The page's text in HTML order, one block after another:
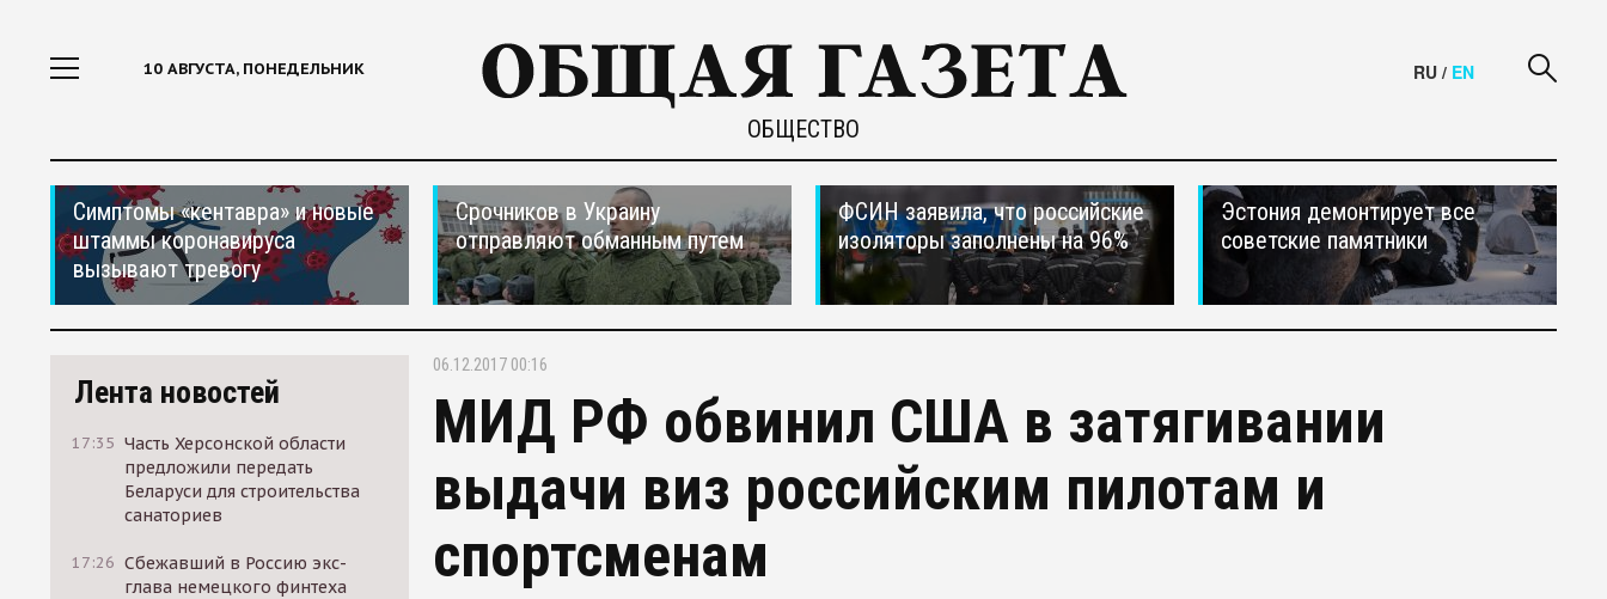
10 АВГУСТА, ПОНЕДЕЛЬНИК
ОБЩЕСТВО
RU / EN
Симптомы «кентавра» и новые
штаммы коронавируса
вызывают тревогу
Срочников в Украину
отправляют обманным путем
ФСИН заявила, что российские
изоляторы заполнены на 96%
Эстония демонтирует все
советские памятники
Лента новостей
17:35 Часть Херсонской области
предложили передать
Беларуси для строительства
санаториев
17:26 Сбежавший в Россию экс-
глава немецкого финтеха
06.12.2017 00:16
МИД РФ обвинил США в затягивании
выдачи виз российским пилотам и
спортсменам